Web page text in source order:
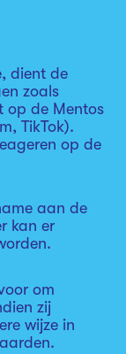
dient de
zoals
op de Mentos
TikTok).
op de
aan de
kan er
om
zij
wijze in